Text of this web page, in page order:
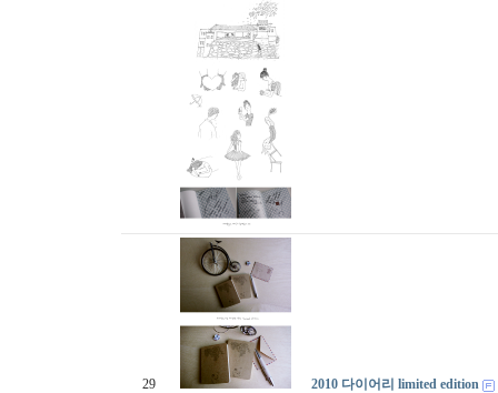
29 2010 다이어리 limited edition